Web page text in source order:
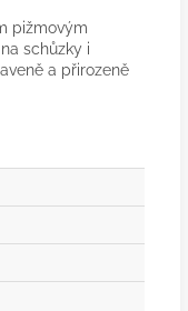
pižmovým
schůzky i
a přirozeně